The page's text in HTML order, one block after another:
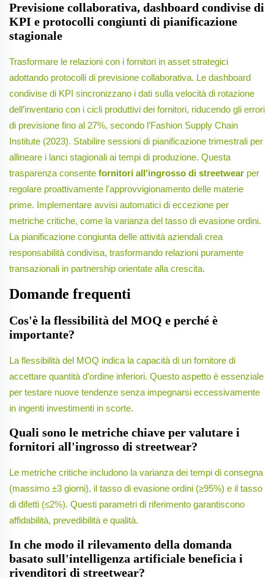
Previsione collaborativa, dashboard condivise di
KPI e protocolli congiunti di pianificazione
stagionale
Trasformare le relazioni con i fornitori in asset strategici
adottando protocolli di previsione collaborativa. Le dashboard
condivise di KPI sincronizzano i dati sulla velocità di rotazione
dell’inventario con i cicli produttivi dei fornitori, riducendo gli errori
di previsione fino al 27%, secondo l’Fashion Supply Chain
Institute (2023). Stabilire sessioni di pianificazione trimestrali per
allineare i lanci stagionali ai tempi di produzione. Questa
trasparenza consente fornitori all'ingrosso di streetwear per
regolare proattivamente l'approvvigionamento delle materie
prime. Implementare avvisi automatici di eccezione per
metriche critiche, come la varianza del tasso di evasione ordini.
La pianificazione congiunta delle attività aziendali crea
responsabilità condivisa, trasformando relazioni puramente
transazionali in partnership orientate alla crescita.
Domande frequenti
Cos'è la flessibilità del MOQ e perché è
importante?
La flessibilità del MOQ indica la capacità di un fornitore di
accettare quantità d'ordine inferiori. Questo aspetto è essenziale
per testare nuove tendenze senza impegnarsi eccessivamente
in ingenti investimenti in scorte.
Quali sono le metriche chiave per valutare i
fornitori all'ingrosso di streetwear?
Le metriche critiche includono la varianza dei tempi di consegna
(massimo ±3 giorni), il tasso di evasione ordini (≥95%) e il tasso
di difetti (≤2%). Questi parametri di riferimento garantiscono
affidabilità, prevedibilità e qualità.
In che modo il rilevamento della domanda
basato sull'intelligenza artificiale beneficia i
rivenditori di streetwear?